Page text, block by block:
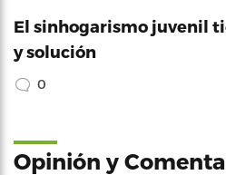
El sinhogarismo juvenil
y solución
0
Opinión y